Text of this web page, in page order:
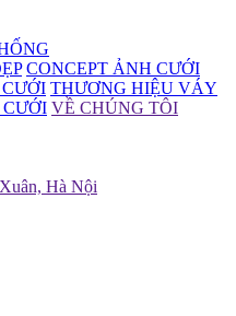
CONCEPT ẢNH CƯỚI
THƯƠNG HIỆU VÁY
VỀ CHÚNG TÔI
Hà Nội